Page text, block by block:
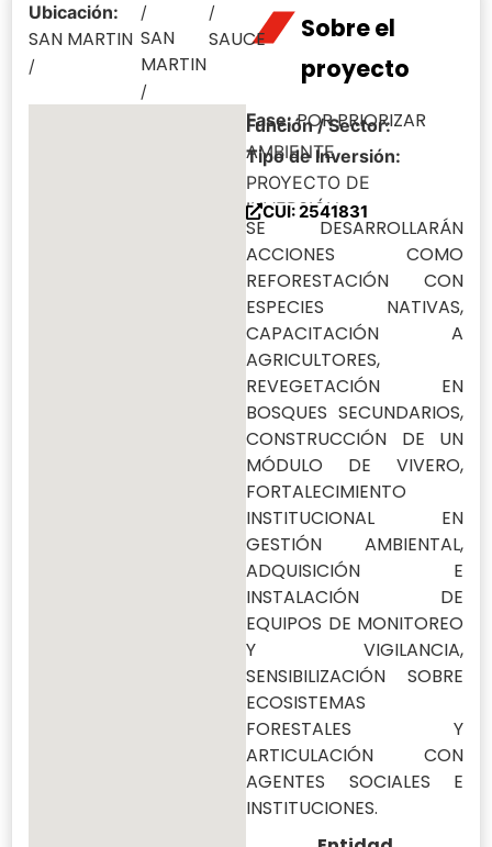
Sobre el
proyecto
Fase:POR PRIORIZAR
Función / Sector:
AMBIENTE
Tipo de Inversión:
PROYECTO DE
INVERSIÓN
CUI: 2541831
SE DESARROLLARÁN
ACCIONES COMO
REFORESTACIÓN CON
ESPECIES NATIVAS,
CAPACITACIÓN A
AGRICULTORES,
REVEGETACIÓN EN
BOSQUES SECUNDARIOS,
CONSTRUCCIÓN DE UN
MÓDULO DE VIVERO,
FORTALECIMIENTO
INSTITUCIONAL EN
GESTIÓN AMBIENTAL,
ADQUISICIÓN E
INSTALACIÓN DE
EQUIPOS DE MONITOREO
Y VIGILANCIA,
SENSIBILIZACIÓN SOBRE
ECOSISTEMAS
FORESTALES Y
ARTICULACIÓN CON
AGENTES SOCIALES E
INSTITUCIONES.
Ubicación:
SAN MARTIN
/
/
SAN
MARTIN
/
/
SAUCE